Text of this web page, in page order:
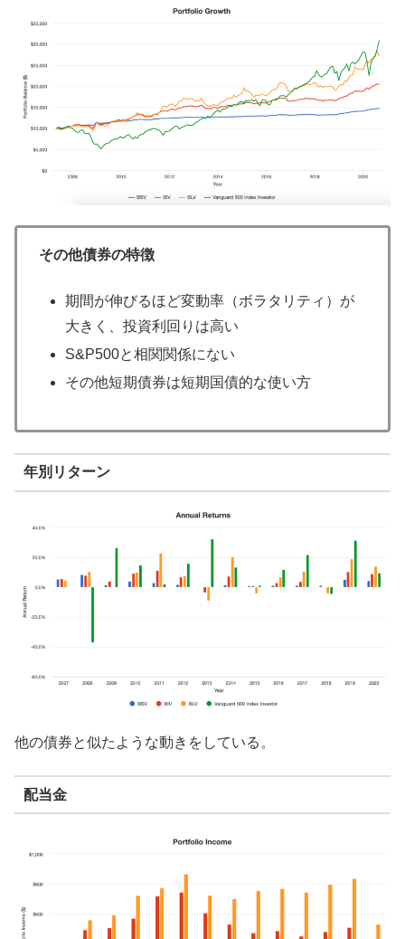
その他債券の特徴
期間が伸びるほど変動率（ボラタリティ）が
大きく、投資利回りは高い
S&P500と相関関係にない
その他短期債券は短期国債的な使い方
年別リターン
他の債券と似たような動きをしている。
配当金